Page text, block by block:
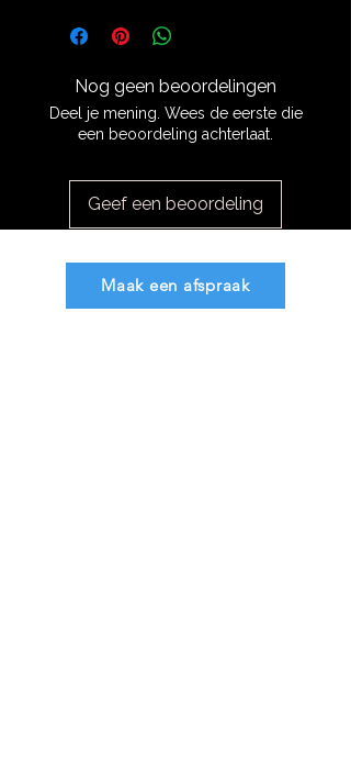
Nog geen beoordelingen
Deel je mening. Wees de eerste die
een beoordeling achterlaat.
Geef een beoordeling
Maak een afspraak